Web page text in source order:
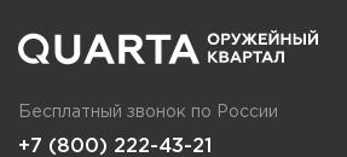
Бесплатный звонок по России
+7 (800) 222-43-21